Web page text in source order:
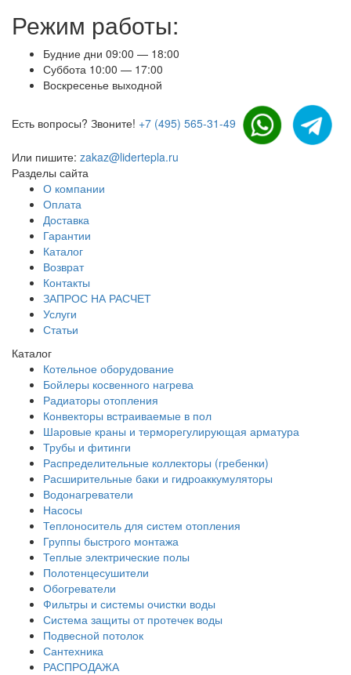
Режим работы:
Будние дни 09:00 — 18:00
Суббота 10:00 — 17:00
Воскресенье выходной
Есть вопросы? Звоните! +7 (495) 565-31-49
Или пишите: zakaz@lidertepla.ru
Разделы сайта
О компании
Оплата
Доставка
Гарантии
Каталог
Возврат
Контакты
ЗАПРОС НА РАСЧЕТ
Услуги
Статьи
Каталог
Котельное оборудование
Бойлеры косвенного нагрева
Радиаторы отопления
Конвекторы встраиваемые в пол
Шаровые краны и терморегулирующая арматура
Трубы и фитинги
Распределительные коллекторы (гребенки)
Расширительные баки и гидроаккумуляторы
Водонагреватели
Насосы
Теплоноситель для систем отопления
Группы быстрого монтажа
Теплые электрические полы
Полотенцесушители
Обогреватели
Фильтры и системы очистки воды
Система защиты от протечек воды
Подвесной потолок
Сантехника
РАСПРОДАЖА